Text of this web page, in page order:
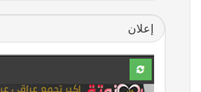
إعلان